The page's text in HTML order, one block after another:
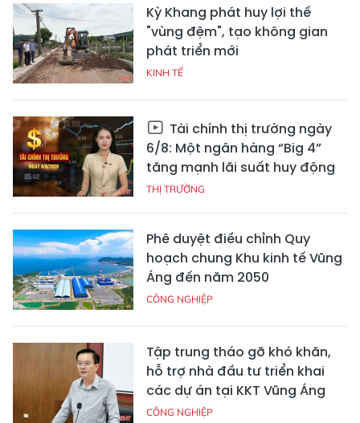
Kỳ Khang phát huy lợi thế
"vùng đệm", tạo không gian
phát triển mới
KINH TẾ
Tài chính thị trường ngày
6/8: Một ngân hàng “Big 4”
tăng mạnh lãi suất huy động
THỊ TRƯỜNG
Phê duyệt điều chỉnh Quy
hoạch chung Khu kinh tế Vũng
Áng đến năm 2050
CÔNG NGHIỆP
Tập trung tháo gỡ khó khăn,
hỗ trợ nhà đầu tư triển khai
các dự án tại KKT Vũng Áng
CÔNG NGHIỆP